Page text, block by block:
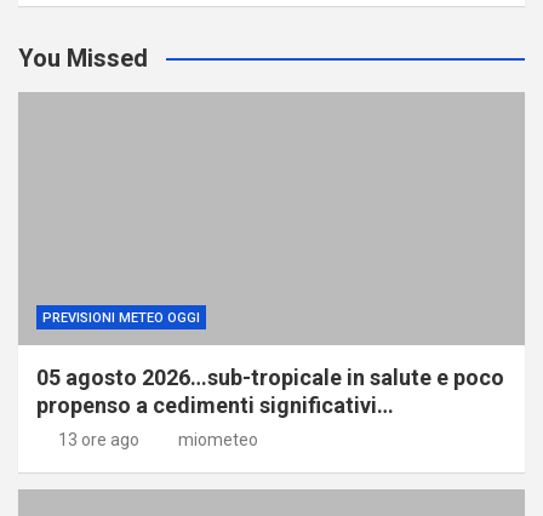
You Missed
PREVISIONI METEO OGGI
05 agosto 2026…sub-tropicale in salute e poco
propenso a cedimenti significativi…
13 ore ago miometeo